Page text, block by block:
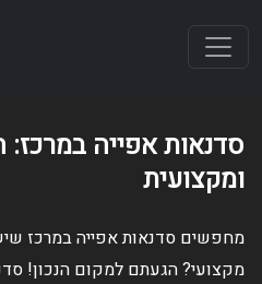
סדנאות אפייה במרכז:
ומקצועית
מחפשים סדנאות אפייה במרכז
מקצועי? הגעתם למקום הנכון!